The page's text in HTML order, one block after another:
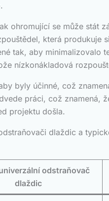
ohromující se může stát
která produkuje
tak, aby minimalizovalo
nízkonákladová
byly účinné, což
práci, což znamená,
projektu došla.
dlaždic a
odstraňovač
dlaždic